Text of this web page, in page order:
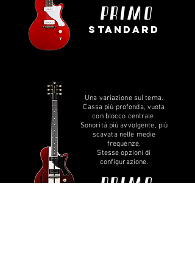
standard
Una variazione sul tema.
Cassa più profonda, vuota
con blocco centrale.
Sonorità più avvolgente, più
scavata nelle medie
frequenze.
Stesse opzioni di
configurazione.